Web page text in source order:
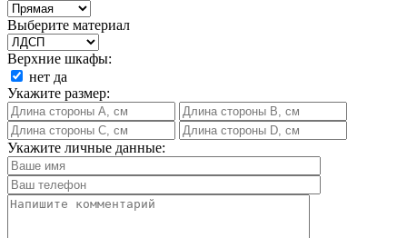
Выберите материал
Верхние шкафы:
нет да
Укажите размер:
Укажите личные данные: